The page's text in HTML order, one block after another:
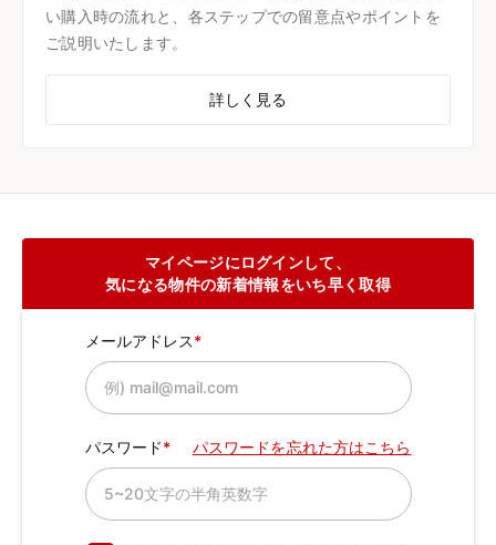
い購入時の流れと、各ステップでの留意点やポイントを
ご説明いたします。
詳しく見る
マイページにログインして、
気になる物件の新着情報をいち早く取得
メールアドレス
パスワード パスワードを忘れた方はこちら